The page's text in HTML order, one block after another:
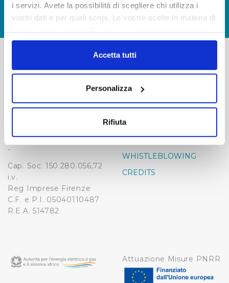
i servizi. Avete la possibilità di scegliere chi utilizza i
vostri dati e per quali scopi. Le vostre scelte in materia di
in cui avete effettuato le vostre scelte. È possibile
modificare o revocare il proprio consenso in qualsiasi
momento dalla Dichiarazione sui cookie o facendo clic
Con il tuo consenso, vorremmo anche:
raccogliere informazioni sulla tua posizione
Identificare il tuo dispositivo, scansionandolo
attivamente alla ricerca di caratteristiche specifiche
Approfondisci come vengono elaborati i tuoi dati personali
Utilizziamo dei cookie tecnici necessari per rendere
fruibile il sito web abilitandone funzionalità di base quali
la navigazione sulle pagine e l'accesso alle aree
Accetta tutti
Personalizza
Rifiuta
GIUDICA IL SERVIZIO
LAVORA CON NOI
Via Villamagna 90/c -
50126 Fi
Fax. +39 0556862495
-
Cap. Soc. 150.280.056,72
i.v.
Reg Imprese Firenze
C.F. e P.I. 05040110487
R.E.A. 514782
-
FAQ
PRIVACY POLICY
NOTE LEGALI
COOKIE
WHISTLEBLOWING
CREDITS
Attuazione Misure PNRR